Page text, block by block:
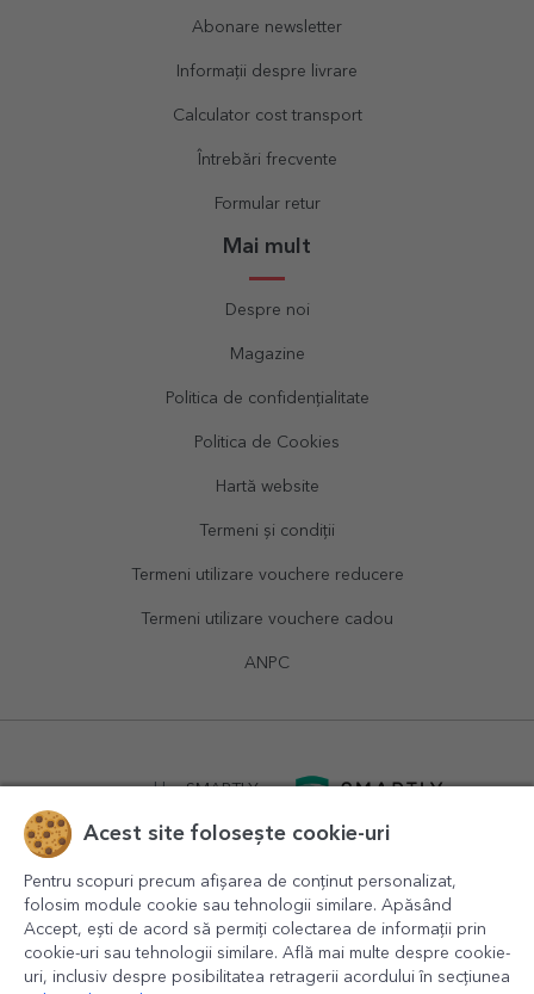
Abonare newsletter
Informații despre livrare
Calculator cost transport
Întrebări frecvente
Formular retur
Mai mult
Despre noi
Magazine
Politica de confidențialitate
Politica de Cookies
Hartă website
Termeni și condiții
Termeni utilizare vouchere reducere
Termeni utilizare vouchere cadou
ANPC
powered bySMARTLY.ro
Acest site folosește cookie-uri
Pentru scopuri precum afișarea de conținut personalizat,
folosim module cookie sau tehnologii similare. Apăsând
Accept, ești de acord să permiți colectarea de informații prin
cookie-uri sau tehnologii similare. Află mai multe despre cookie-
uri, inclusiv despre posibilitatea retragerii acordului în secțiunea